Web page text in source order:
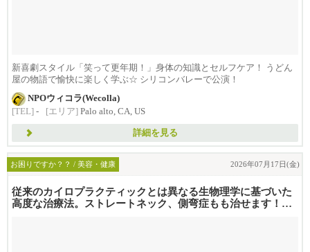
新喜劇スタイル「笑って更年期！」身体の知識とセルフケア！ うどん
屋の物語で愉快に楽しく学ぶ☆ シリコンバレーで公演！
NPOウィコラ(Wecolla)
[TEL] - [エリア] Palo alto, CA, US
詳細を見る
お困りですか？？ / 美容・健康 2026年07月17日(金)
従来のカイロプラクティックとは異なる生物理学に基づいた
高度な治療法。ストレートネック、側弯症もも治せます！